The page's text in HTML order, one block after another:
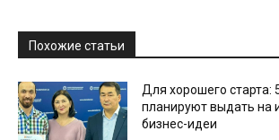
Похожие статьи
Для хорошего старта:
планируют выдать на
бизнес-идеи